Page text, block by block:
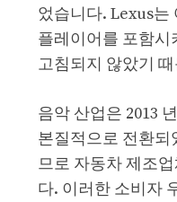
었습니다. Lexus는
플레이어를 포함시
고침되지 않았기
음악 산업은 2013
본질적으로 전환되
므로 자동차 제조
다. 이러한 소비자